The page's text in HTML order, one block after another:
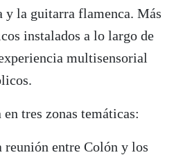
y la guitarra flamenca. Más
instalados a lo largo de
multisensorial
tres zonas temáticas:
entre Colón y los